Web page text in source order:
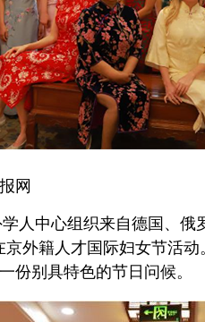
网
人中心组织来自德国、
外籍人才国际妇女节活
份别具特色的节日问候。